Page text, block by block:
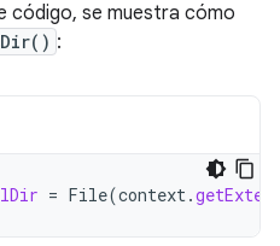
código, se muestra cómo
:
= File(context.